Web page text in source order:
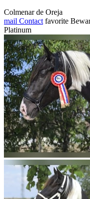
Colmenar de Oreja
mail Contact favorite
Platinum